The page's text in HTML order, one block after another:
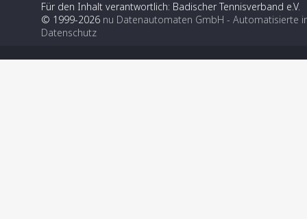
Für den Inhalt verantwortlich: Badischer Tennisverband e.V.
© 1999-2026 nu Datenautomaten GmbH - Automatisierte
Datenschutz